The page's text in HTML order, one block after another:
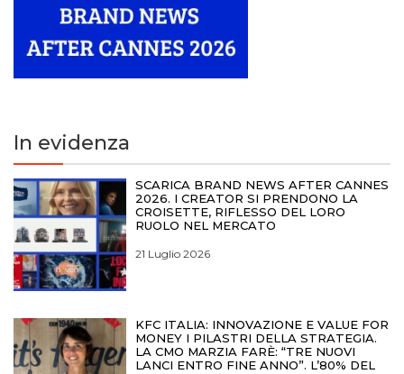
In evidenza
SCARICA BRAND NEWS AFTER CANNES
2026. I CREATOR SI PRENDONO LA
CROISETTE, RIFLESSO DEL LORO
RUOLO NEL MERCATO
21 Luglio 2026
KFC ITALIA: INNOVAZIONE E VALUE FOR
MONEY I PILASTRI DELLA STRATEGIA.
LA CMO MARZIA FARÈ: “TRE NUOVI
LANCI ENTRO FINE ANNO”. L’80% DEL